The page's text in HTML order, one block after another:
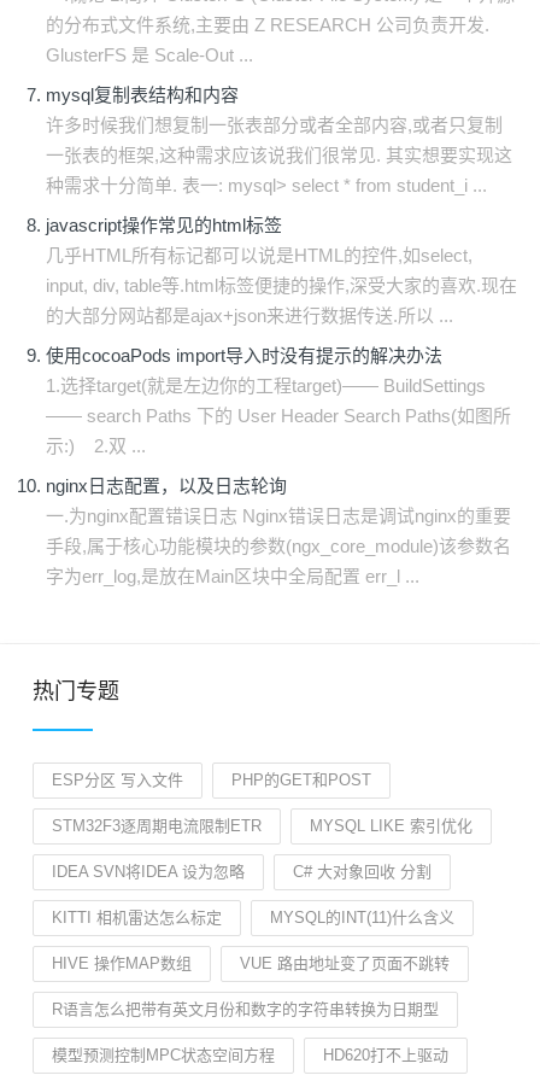
的分布式文件系统,主要由 Z RESEARCH 公司负责开发.
GlusterFS 是 Scale-Out ...
mysql复制表结构和内容
许多时候我们想复制一张表部分或者全部内容,或者只复制
一张表的框架,这种需求应该说我们很常见. 其实想要实现这
种需求十分简单. 表一: mysql> select * from student_i ...
javascript操作常见的html标签
几乎HTML所有标记都可以说是HTML的控件,如select,
input, div, table等.html标签便捷的操作,深受大家的喜欢.现在
的大部分网站都是ajax+json来进行数据传送.所以 ...
使用cocoaPods import导入时没有提示的解决办法
1.选择target(就是左边你的工程target)—— BuildSettings
—— search Paths 下的 User Header Search Paths(如图所
示:) 2.双 ...
nginx日志配置，以及日志轮询
一.为nginx配置错误日志 Nginx错误日志是调试nginx的重要
手段,属于核心功能模块的参数(ngx_core_module)该参数名
字为err_log,是放在Main区块中全局配置 err_l ...
热门专题
ESP分区 写入文件 PHP的GET和POST
STM32F3逐周期电流限制ETR MYSQL LIKE 索引优化
IDEA SVN将IDEA 设为忽略 C# 大对象回收 分割
KITTI 相机雷达怎么标定 MYSQL的INT(11)什么含义
HIVE 操作MAP数组 VUE 路由地址变了页面不跳转
R语言怎么把带有英文月份和数字的字符串转换为日期型
模型预测控制MPC状态空间方程 HD620打不上驱动